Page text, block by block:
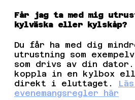
Får jag ta med mig
kylväska eller kylskåp?
Du får ha med dig
utrustning som
som drivs av din
koppla in en kylbox
direkt i eluttaget.
evenemangsregler här